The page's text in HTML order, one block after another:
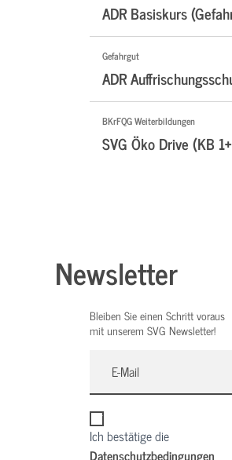
ADR Basiskurs
Gefahrgut
ADR
BKrFQG Weiterbildungen
SVG Öko Drive (KB
Newsletter
Bleiben Sie einen Schritt voraus
mit unserem SVG Newsletter!
Ich bestätige die
Datenschutzbedingungen